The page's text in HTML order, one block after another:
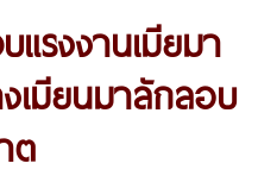
แรงงานเมียมา
เมียนมาลักลอบ
ต